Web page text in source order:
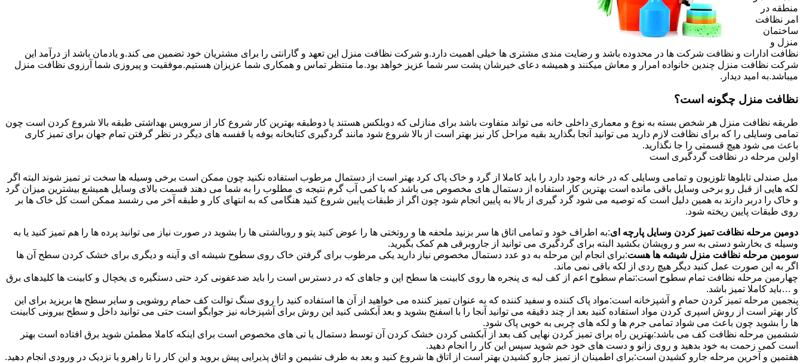
منطقه در
امر نظافت
ساختمان
منزل و
نظافت ادارات و نظافت شرکت ها در محدوده باشد و رضایت مندی مشتری ها خیلی اهمیت دارد.و شرکت نظافت منزل این تعهد و گارانتی را برای مشتریان خود تضمین می کند.و یادمان باشد از درآمد این
شرکت نظافت منزل چندین خانواده امرار و معاش میکنند و همیشه دعای خیرشان پشت سر شما عزیز خواهد بود.ما منتظر تماس و همکاری شما عزیزان هستیم.موفقیت و پیروزی شما آرزوی نظافت منزل
میباشد.به امید دیدار.
نظافت منزل چگونه است؟
طریقه نظافت منزل هر شخص بسته به نوع و معماری داخلی خانه می تواند متفاوت باشد برای منازلی که دوبلکس هستند یا دوطبقه بهترین کار شروع کار از سرویس بهداشتی طبقه بالا شروع کردن است چون
تمامی وسایلی را که برای نظافت لازم دارید می توانید آنجا بگذارید بقیه مراحل کار نیز بهتر است از بالا شروع شود مانند گردگیری کتابخانه بوفه یا قفسه های دیگر در نظر گرفتن تمام جهان برای تمیز کاری
باعث می شود هیچ قسمتی را جا نگذارید.
اولین مرحله در نظافت گردگیری است
مبل صندلی تابلوها تلوزیون و تمامی وسایلی که در خانه وجود دارد را باید کاملا از گرد و خاک پاک کرد بهتر است از دستمال مرطوب استفاده نکنید چون ممکن است برخی وسیله ها سخت تر تمیز شوند البته اگر
لکه هایی از قبل رو برخی وسایل باقی مانده است بهترین کار استفاده از دستمال های مخصوص می باشد که با کمی آب گرم نتیجه ی مطلوب را به شما می دهند قسمت بالای وسایل همیشع بیشترین میزان گرد
و خاک را دربر دارند به همین دلیل است که توصیه می شود گرد گیری از بالا به پایین انجام شود چون اگر از طبقات پایین شروع کنید هنگامی که به انتهای کار و طبقه آخر می رشسد ممکن است کل خاک ها بر
روی طبقات پایین ریخته شود.
دومین مرحله نظافت تمیز کردن وسایل پارچه ای:به اطراف خود و تمامی اتاق ها سر بزنید ملحفه ها و روتختی ها را عوض کنید پتو و روبالشتی ها را بشوید در صورت نیاز می توانید پرده ها را هم تمیز کنید یا به
وسیله ی بخارشو دستی به سر و رویشان بکشید البته برای گردگیری می توانید از جاروبرقی هم کمک بگیرید.
سومین مرحله نظافت منزل شیشه ها هست:برای انجام این مرحله به دو عدد دستمال مخصوص نیاز دارید یکی مرطوب برای گرفتن خاک روی سطوح شیشه ای و آینه و دیگری برای خشک کردن سطح آن ها
اگر به این صورت عمل کنید دیگر هیچ ردی از لکه باقی نمی ماند.
چهارمین مرحله نظافت تمام سطوح است:تمام سطوح اعم از کف لبه ی پنجره ها روی کابینت ها سطح اپن و جاهای که در دسترس است را باید ضدعفونی کرد حتی دستگیره ی یخچال و کابینت ها کلیدهای برق
و …باید کاملا تمیز باشد.
پنجمین مرحله تمیز کردن حمام و آشپزخانه است:مواد پاک کننده و سفید کننده که به عنوان تمیز کننده می خواهید از آن ها استفاده کنید را روی سنگ توالت کف حمام روشویی و سایر سطح ها بریزید برای این
کار بهتر است از روش اسپری کردن مواد استفاده کنید بعد از چند دقیقه می توانید آنجا را با اسفنج بشوید و بعد آبکشی کنید این روش برای آشپزخانه نیز جوابگو است حتی می توانید داخل و سطح بیرونی کابینت
ها را بشوید چون باعث می شواد تمامی جرم ها و لکه های چربی به خوبی پاک شود.
ششمین مرحله نظافت کف می باشد:بهترین راه برای تمیز کردن نهایی کف بعد از آبکشی کردن خشک کردن آن توسط دستمال یا تی های مخصوص است برای اینکه کاملا مطمئن شوید برق افتاده است بهتر
است کمی زحمت به خود بدهید و روی زانو و دست های خود خم شوید سپس این کار را انجام دهید.
هفتمین و آخرین مرحله جارو کشیدن است:برای اطمینان از تمیز جارو کشیدن بهتر است از اتاق ها شروع کنید و بعد به طرف نشیمن و اتاق پذیرایی پیش بروید و این کار را تا راهرو یا نزدیک در ورودی انجام دهید.